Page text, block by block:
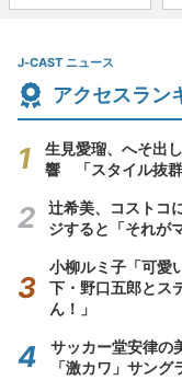
J-CAST ニュース
アクセスラン
生見愛瑠、へそ出
響 「スタイル抜群
辻希美、コストコ
ジすると「それが
小柳ルミ子「可愛
下・野口五郎と
ん！」
サッカー堂安律の
「激カワ」サン